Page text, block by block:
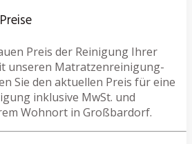
Preis der Reinigung Ihrer
unseren Matratzenreinigung-
Sie den aktuellen Preis für eine
inklusive MwSt. und
Wohnort in Großbardorf.